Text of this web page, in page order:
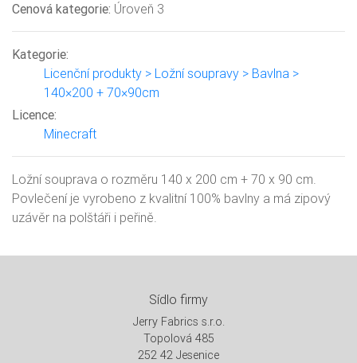
Cenová kategorie: Úroveň 3
Kategorie:
Licenční produkty > Ložní soupravy > Bavlna >
140×200 + 70×90cm
Licence:
Minecraft
Ložní souprava o rozměru 140 x 200 cm + 70 x 90 cm.
Povlečení je vyrobeno z kvalitní 100% bavlny a má zipový
uzávěr na polštáři i peřině.
Sídlo firmy
Jerry Fabrics s.r.o.
Topolová 485
252 42 Jesenice